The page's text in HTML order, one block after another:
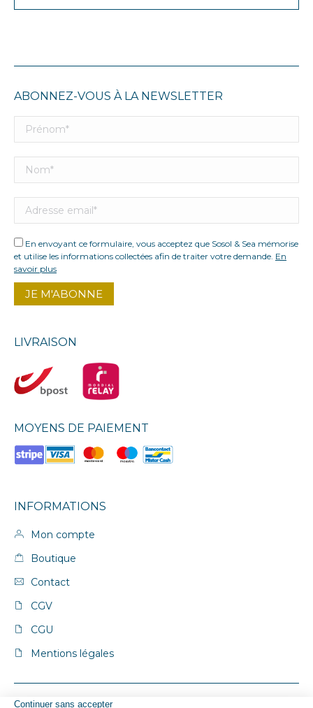
ABONNEZ-VOUS À LA NEWSLETTER
En envoyant ce formulaire, vous acceptez que Sosol & Sea mémorise
et utilise les informations collectées afin de traiter votre demande. En
savoir plus
LIVRAISON
MOYENS DE PAIEMENT
INFORMATIONS
Mon compte
Boutique
Contact
CGV
CGU
Mentions légales